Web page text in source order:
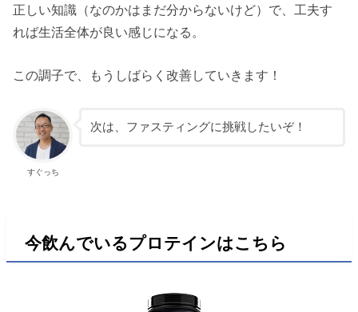
正しい知識（なのかはまだ分からないけど）で、工夫す
れば生活全体が良い感じになる。
この調子で、もうしばらく改善していきます！
すぐっち
次は、ファスティングに挑戦したいぞ！
今飲んでいるプロテインはこちら